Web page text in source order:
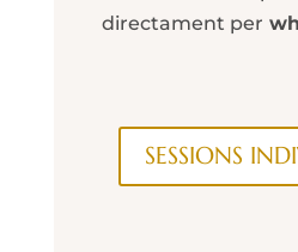
directament per
SESSIONS